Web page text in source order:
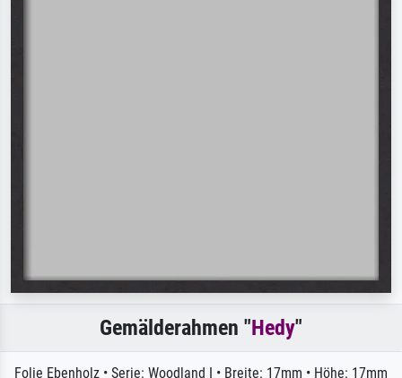
Gemälderahmen "Hedy"
Folie Ebenholz • Serie: Woodland I • Breite: 17mm • Höhe: 17mm